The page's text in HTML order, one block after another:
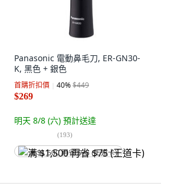
Panasonic 電動鼻毛刀, ER-GN30-
K, 黑色 + 銀色
首購折扣價 40%$449
$269
明天 8/8 (六) 預計送達
(193)
满 $1,500 再省 $75 (王道卡)